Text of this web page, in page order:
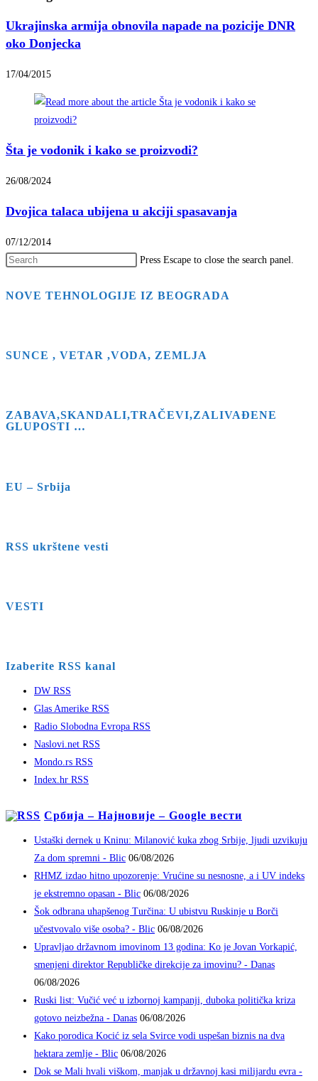
Ukrajinska armija obnovila napade na pozicije DNR
oko Donjecka
17/04/2015
Šta je vodonik i kako se proizvodi?
26/08/2024
Dvojica talaca ubijena u akciji spasavanja
07/12/2014
Press Escape to close the search panel.
NOVE TEHNOLOGIJE IZ BEOGRADA
SUNCE , VETAR ,VODA, ZEMLJA
ZABAVA,SKANDALI,TRAČEVI,ZALIVAĐENE
GLUPOSTI …
EU – Srbija
RSS ukrštene vesti
VESTI
Izaberite RSS kanal
DW RSS
Glas Amerike RSS
Radio Slobodna Evropa RSS
Naslovi.net RSS
Mondo.rs RSS
Index.hr RSS
Србија – Најновије – Google вести
Ustaški dernek u Kninu: Milanović kuka zbog Srbije, ljudi uzvikuju
Za dom spremni - Blic 06/08/2026
RHMZ izdao hitno upozorenje: Vrućine su nesnosne, a i UV indeks
je ekstremno opasan - Blic 06/08/2026
Šok odbrana uhapšenog Turčina: U ubistvu Ruskinje u Borči
učestvovalo više osoba? - Blic 06/08/2026
Upravljao državnom imovinom 13 godina: Ko je Jovan Vorkapić,
smenjeni direktor Republičke direkcije za imovinu? - Danas
06/08/2026
Ruski list: Vučić već u izbornoj kampanji, duboka politička kriza
gotovo neizbežna - Danas 06/08/2026
Kako porodica Kocić iz sela Svirce vodi uspešan biznis na dva
hektara zemlje - Blic 06/08/2026
Dok se Mali hvali viškom, manjak u državnoj kasi milijardu evra -